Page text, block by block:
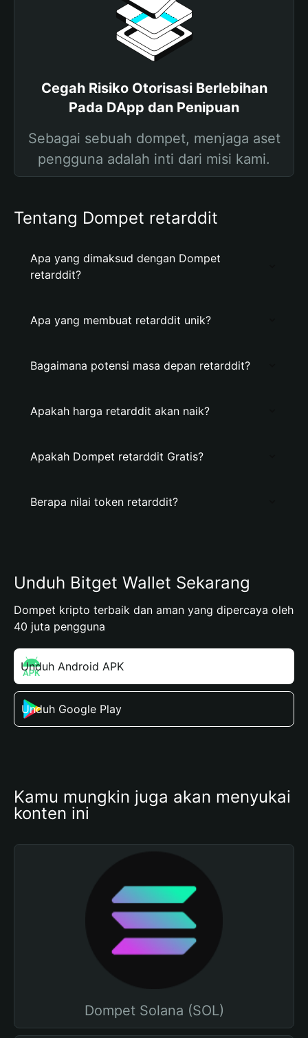
Cegah Risiko Otorisasi Berlebihan
Pada DApp dan Penipuan
Sebagai sebuah dompet, menjaga aset
pengguna adalah inti dari misi kami.
Tentang Dompet retarddit
Apa yang dimaksud dengan Dompet
retarddit?
Apa yang membuat retarddit unik?
Bagaimana potensi masa depan retarddit?
Apakah harga retarddit akan naik?
Apakah Dompet retarddit Gratis?
Berapa nilai token retarddit?
Unduh Bitget Wallet Sekarang
Dompet kripto terbaik dan aman yang dipercaya oleh
40 juta pengguna
Unduh Android APK
Unduh Google Play
Kamu mungkin juga akan menyukai
konten ini
Dompet Solana (SOL)